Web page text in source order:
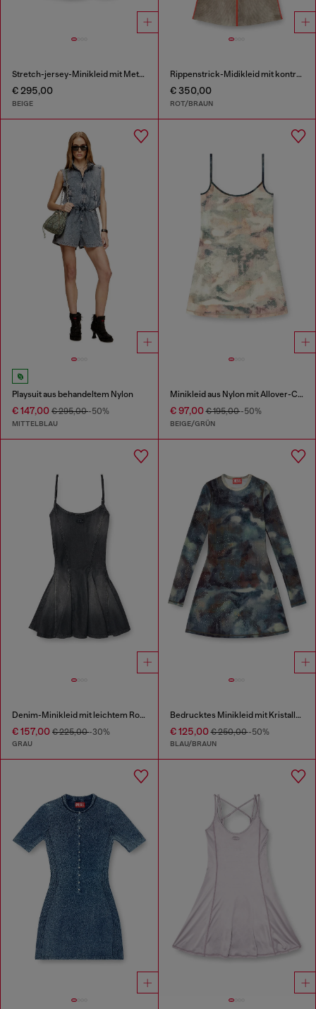
Stretch-jersey-Minikleid mit Metallic-Finish
€ 295,00
BEIGE
Rippenstrick-Midikleid mit kontrastierenden Bändern
€ 350,00
ROT/BRAUN
Playsuit aus behandeltem Nylon
€ 147,00 € 295,00-50%
MITTELBLAU
Minikleid aus Nylon mit Allover-Camouflagemuster und Kristalldetails
€ 97,00€ 195,00-50%
BEIGE/GRÜN
Denim-Minikleid mit leichtem Rock
€ 157,00 € 225,00-30%
GRAU
Bedrucktes Minikleid mit Kristalldetails
€ 125,00€ 250,00-50%
BLAU/BRAUN